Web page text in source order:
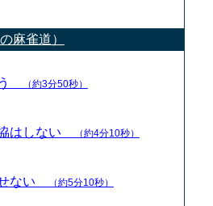
麻雀道）
う （約3分50秒）
はしない （約4分10秒）
ない （約5分10秒）